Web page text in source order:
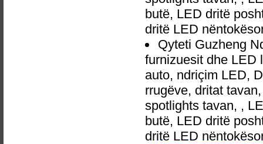
butë, LED dritë
dritë LED
Qyteti Guzheng
furnizuesit dhe LED
auto, ndriçim LED,
rrugëve, dritat
spotlights tavan, ,
butë, LED dritë
dritë LED